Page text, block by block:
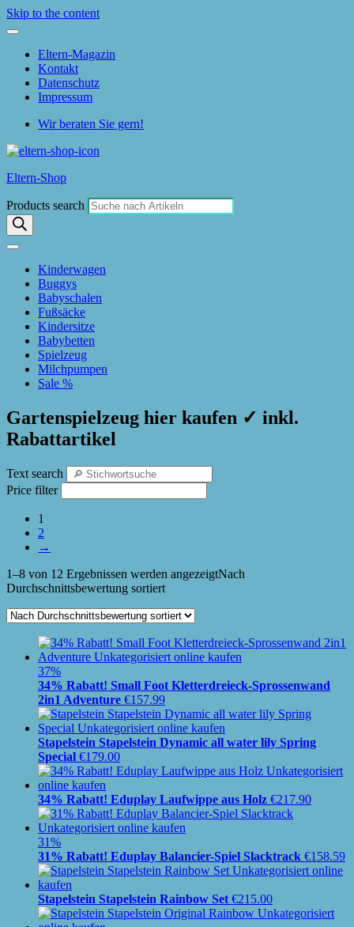
Skip to the content
Eltern-Magazin
Kontakt
Datenschutz
Impressum
Wir beraten Sie gern!
Eltern-Shop
Products search
Kinderwagen
Buggys
Babyschalen
Fußsäcke
Kindersitze
Babybetten
Spielzeug
Milchpumpen
Sale %
Gartenspielzeug hier kaufen ✓ inkl.
Rabattartikel
Text search
Price filter
1
2
→
1–8 von 12 Ergebnissen werden angezeigtNach
Durchschnittsbewertung sortiert
37%
34% Rabatt! Small Foot Kletterdreieck-Sprossenwand
2in1 Adventure €157.99
Stapelstein Stapelstein Dynamic all water lily Spring
Special €179.00
34% Rabatt! Eduplay Laufwippe aus Holz €217.90
31%
31% Rabatt! Eduplay Balancier-Spiel Slacktrack €158.59
Stapelstein Stapelstein Rainbow Set €215.00